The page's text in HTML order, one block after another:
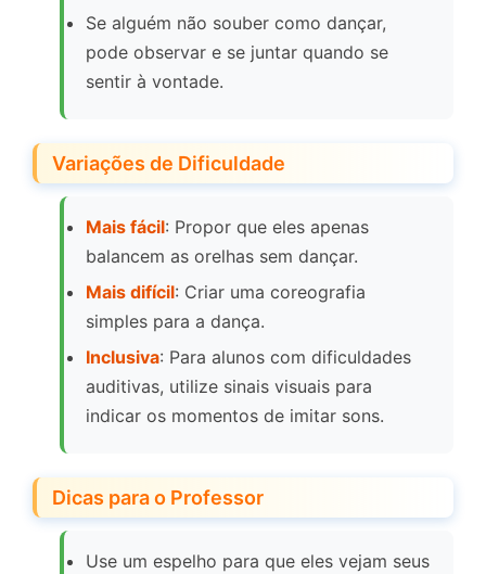
Se alguém não souber como dançar,
pode observar e se juntar quando se
sentir à vontade.
Variações de Dificuldade
Mais fácil: Propor que eles apenas
balancem as orelhas sem dançar.
Mais difícil: Criar uma coreografia
simples para a dança.
Inclusiva: Para alunos com dificuldades
auditivas, utilize sinais visuais para
indicar os momentos de imitar sons.
Dicas para o Professor
Use um espelho para que eles vejam seus